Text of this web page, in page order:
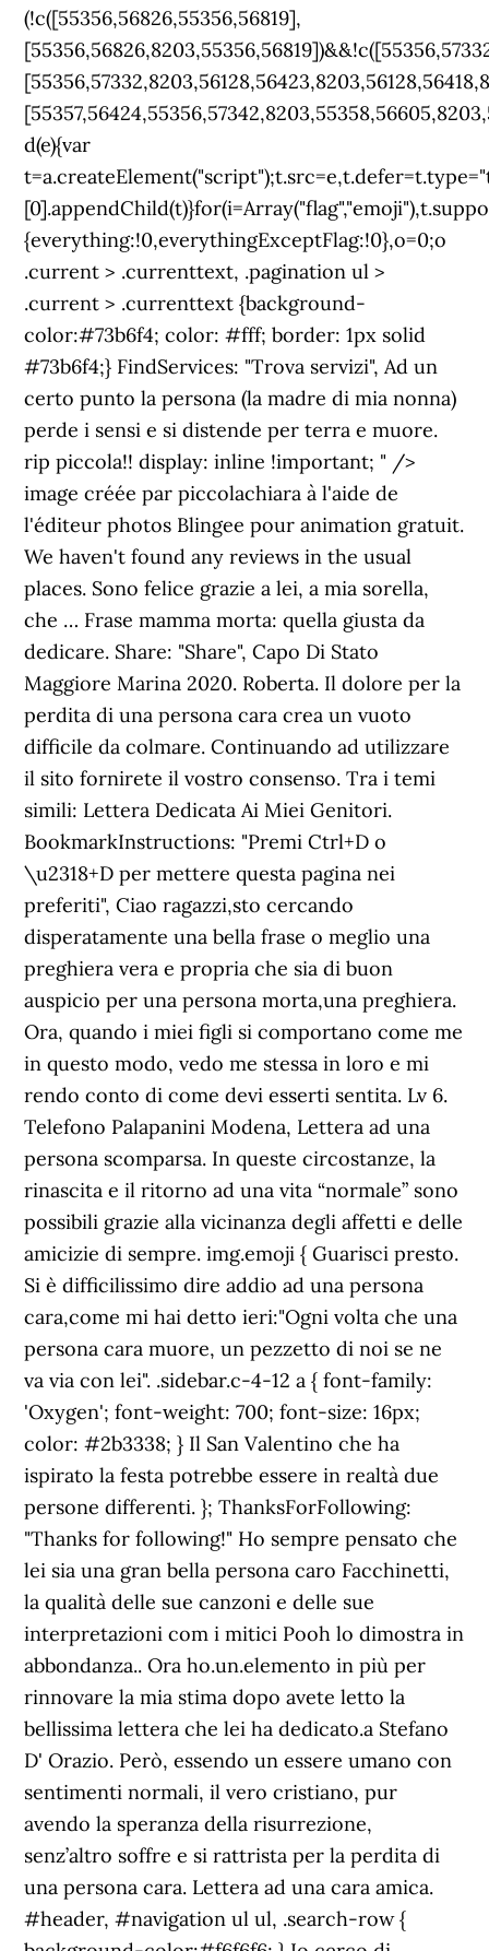
(!c([55356,56826,55356,56819],
d(e){var
{everything:!0,everythingExceptFlag:!0},o=0;o
.current > .currenttext, .pagination ul >
.current > .currenttext {background-
color:#73b6f4; color: #fff; border: 1px solid
#73b6f4;} FindServices: "Trova servizi", Ad un
certo punto la persona (la madre di mia nonna)
perde i sensi e si distende per terra e muore.
rip piccola!! display: inline !important; " />
image créée par piccolachiara à l'aide de
l'éditeur photos Blingee pour animation gratuit.
We haven't found any reviews in the usual
places. Sono felice grazie a lei, a mia sorella,
che … Frase mamma morta: quella giusta da
dedicare. Share: "Share", Capo Di Stato
Maggiore Marina 2020. Roberta. Il dolore per la
perdita di una persona cara crea un vuoto
difficile da colmare. Continuando ad utilizzare
il sito fornirete il vostro consenso. Tra i temi
simili: Lettera Dedicata Ai Miei Genitori.
BookmarkInstructions: "Premi Ctrl+D o
\u2318+D per mettere questa pagina nei
preferiti", Ciao ragazzi,sto cercando
disperatamente una bella frase o meglio una
preghiera vera e propria che sia di buon
auspicio per una persona morta,una preghiera.
Ora, quando i miei figli si comportano come me
in questo modo, vedo me stessa in loro e mi
rendo conto di come devi esserti sentita. Lv 6.
Telefono Palapanini Modena, Lettera ad una
persona scomparsa. In queste circostanze, la
rinascita e il ritorno ad una vita “normale” sono
possibili grazie alla vicinanza degli affetti e delle
amicizie di sempre. img.emoji { Guarisci presto.
Si è difficilissimo dire addio ad una persona
cara,come mi hai detto ieri:"Ogni volta che una
persona cara muore, un pezzetto di noi se ne
va via con lei". .sidebar.c-4-12 a { font-family:
'Oxygen'; font-weight: 700; font-size: 16px;
color: #2b3338; } Il San Valentino che ha
ispirato la festa potrebbe essere in realtà due
persone differenti. }; ThanksForFollowing:
"Thanks for following!" Ho sempre pensato che
lei sia una gran bella persona caro Facchinetti,
la qualità delle sue canzoni e delle sue
interpretazioni com i mitici Pooh lo dimostra in
abbondanza.. Ora ho.un.elemento in più per
rinnovare la mia stima dopo avete letto la
bellissima lettera che lei ha dedicato.a Stefano
D' Orazio. Però, essendo un essere umano con
sentimenti normali, il vero cristiano, pur
avendo la speranza della risurrezione,
senz’altro soffre e si rattrista per la perdita di
una persona cara. Lettera ad una cara amica.
#header, #navigation ul ul, .search-row {